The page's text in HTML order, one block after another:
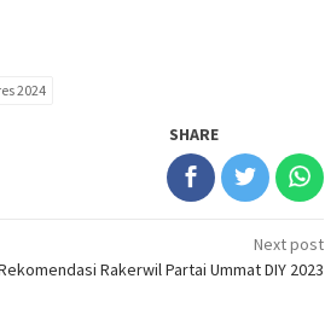
2024
SHARE
Next post
Rakerwil Partai Ummat DIY 2023